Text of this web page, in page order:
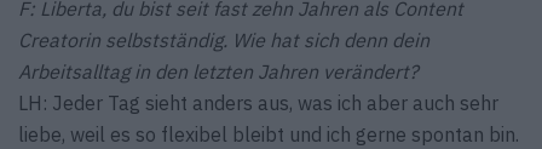
F: Liberta, du bist seit fast zehn Jahren als Content
Creatorin selbstständig. Wie hat sich denn dein
Arbeitsalltag in den letzten Jahren verändert?
LH: Jeder Tag sieht anders aus, was ich aber auch sehr
liebe, weil es so flexibel bleibt und ich gerne spontan bin.